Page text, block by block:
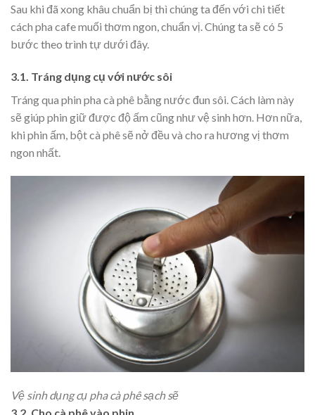
Sau khi đã xong khâu chuẩn bị thì chúng ta đến với chi tiết
cách pha cafe muối thơm ngon, chuẩn vị. Chúng ta sẽ có 5
bước theo trình tự dưới đây.
3.1. Tráng dụng cụ với nước sôi
Tráng qua phin pha cà phê bằng nước đun sôi. Cách làm này
sẽ giúp phin giữ được độ ấm cũng như vệ sinh hơn. Hơn nữa,
khi phin ấm, bột cà phê sẽ nở đều và cho ra hương vị thơm
ngon nhất.
Vệ sinh dụng cụ pha cà phê sạch sẽ